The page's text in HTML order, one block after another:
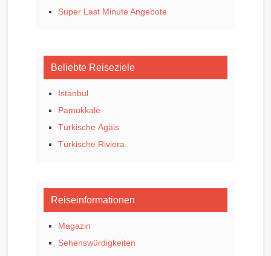
Super Last Minute Angebote
Beliebte Reiseziele
Istanbul
Pamukkale
Türkische Ägäis
Türkische Riviera
Reiseinformationen
Magazin
Sehenswürdigkeiten